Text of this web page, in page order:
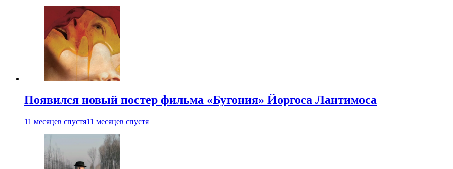
Появился новый постер фильма «Бугония» Йоргоса Лантимоса
11 месяцев спустя11 месяцев спустя